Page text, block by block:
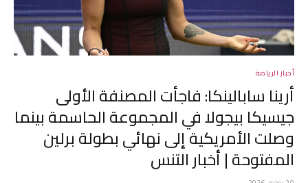
أخبار الرياضة
أرينا سابالينكا: فاجأت المصنفة الأولى
جيسيكا بيجولا في المجموعة الحاسمة بينما
وصلت الأمريكية إلى نهائي بطولة برلين
المفتوحة | أخبار التنس